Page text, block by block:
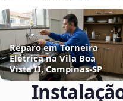
Reparo em Torneira
Elétrica na Vila Boa
Vista II, Campinas‑SP